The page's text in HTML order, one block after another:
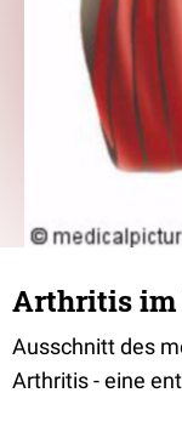
Arthritis im
Ausschnitt des
Arthritis - eine